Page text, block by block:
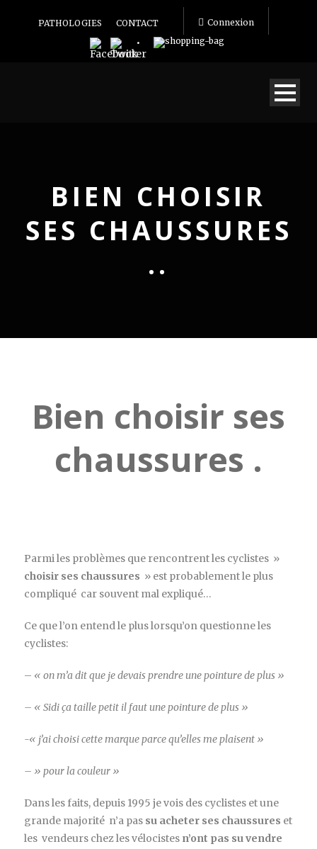
PATHOLOGIES CONTACT Connexion
BIEN CHOISIR
SES CHAUSSURES
..
Bien choisir ses
chaussures .
Parmi les problèmes que rencontrent les cyclistes »
choisir ses chaussures » est probablement le plus
compliqué car souvent mal expliqué…
Ce que l’on entend le plus lorsqu’on questionne les
cyclistes:
– « on m’a dit que je devais prendre une pointure de plus »
– « Sidi ça taille petit il faut une pointure de plus »
-« j’ai choisi cette marque parce qu’elles me plaisent »
– » pour la couleur »
Dans les faits, depuis 1995 je vois des cyclistes et une
grande majorité n’a pas su acheter ses chaussures et
les vendeurs chez les vélocistes n’ont pas su vendre